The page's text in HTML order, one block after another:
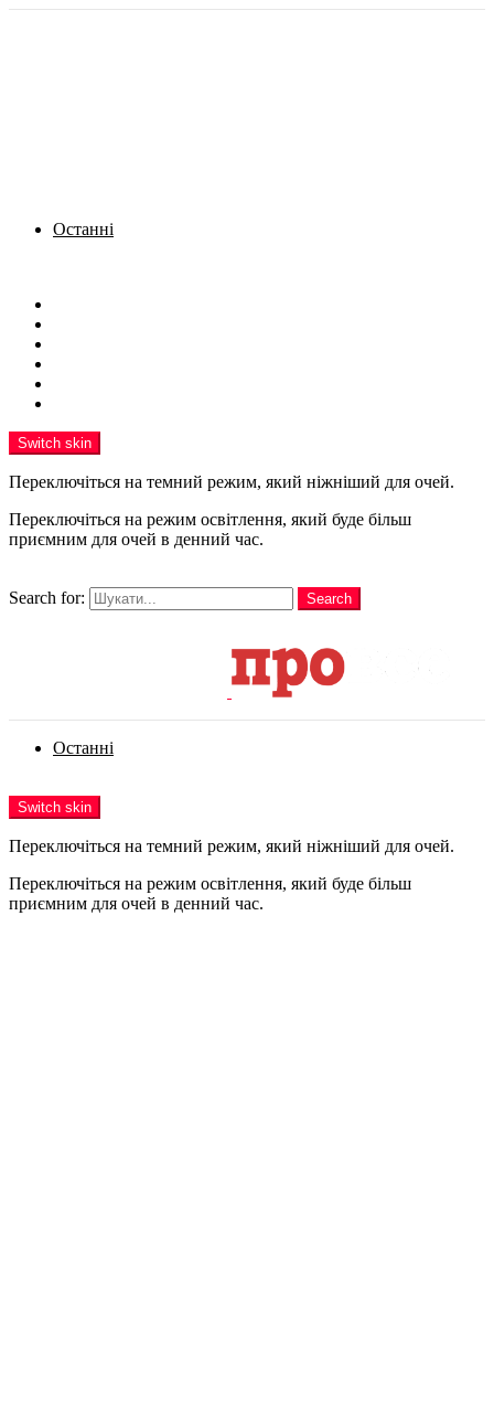
Останні
Switch skin
Переключіться на темний режим, який ніжніший для очей.
Переключіться на режим освітлення, який буде більш
приємним для очей в денний час.
Search for:
Search
Останні
Switch skin
Переключіться на темний режим, який ніжніший для очей.
Переключіться на режим освітлення, який буде більш
приємним для очей в денний час.